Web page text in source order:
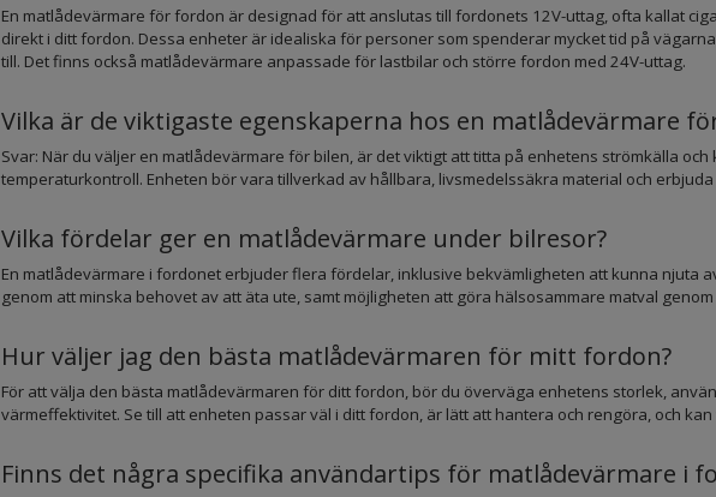
En matlådevärmare för fordon är designad för att anslutas till fordonets 12V-uttag, ofta kallat
direkt i ditt fordon. Dessa enheter är idealiska för personer som spenderar mycket tid på
till. Det finns också matlådevärmare anpassade för lastbilar och större fordon med 24V-uttag.
Vilka är de viktigaste egenskaperna hos en matlådevärmare
Svar: När du väljer en matlådevärmare för bilen, är det viktigt att titta på enhetens strömkälla
temperaturkontroll. Enheten bör vara tillverkad av hållbara, livsmedelssäkra material och
Vilka fördelar ger en matlådevärmare under bilresor?
En matlådevärmare i fordonet erbjuder flera fördelar, inklusive bekvämligheten att kunna njuta
genom att minska behovet av att äta ute, samt möjligheten att göra hälsosammare matval
Hur väljer jag den bästa matlådevärmaren för mitt fordon?
För att välja den bästa matlådevärmaren för ditt fordon, bör du överväga enhetens storlek,
värmeffektivitet. Se till att enheten passar väl i ditt fordon, är lätt att hantera och rengöra, och
Finns det några specifika användartips för matlådevärmare i